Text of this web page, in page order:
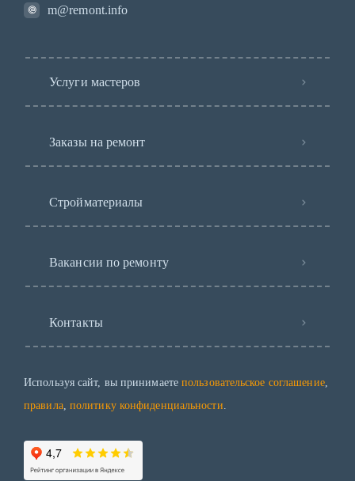
m@remont.info
Услуги мастеров
Заказы на ремонт
Стройматериалы
Вакансии по ремонту
Контакты
Используя сайт, вы принимаете пользовательское соглашение,
правила, политику конфиденциальности.